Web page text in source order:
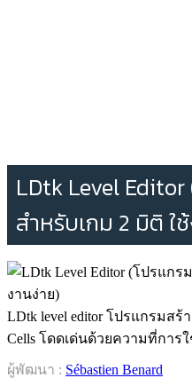
LDtk Level
สำหรับเกม 2 มิติ ใ
LDtk level editor โปรแกรมสร้
Cells โดดเด่นด้วยความที่การ
ผู้พัฒนา : Sébastien Benard